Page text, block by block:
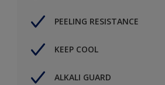
PEELING RESISTANCE
KEEP COOL
ALKALI GUARD